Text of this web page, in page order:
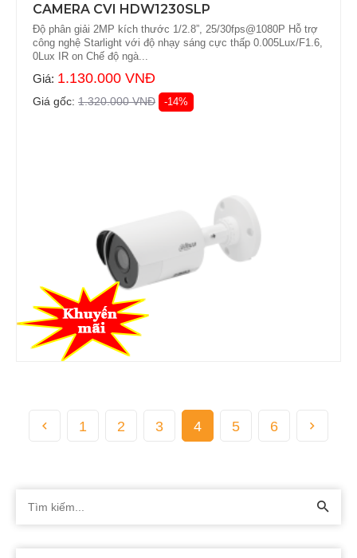
CAMERA CVI HDW1230SLP
Độ phân giải 2MP kích thước 1/2.8”, 25/30fps@1080P Hỗ trợ
công nghệ Starlight với độ nhạy sáng cực thấp 0.005Lux/F1.6,
0Lux IR on Chế độ ngà...
Giá: 1.130.000 VNĐ
Giá gốc: 1.320.000 VNĐ -14%
1 2 3 4 5 6